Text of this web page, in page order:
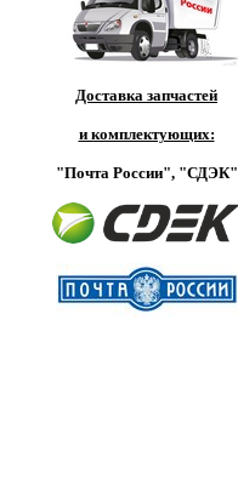
Доставка запчастей
и комплектующих:
"Почта России", "СДЭК"